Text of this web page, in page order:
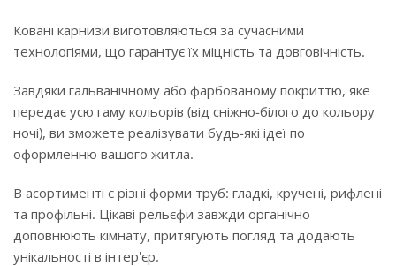
Ковані карнизи виготовляються за сучасними
технологіями, що гарантує їх міцність та довговічність.
Завдяки гальванічному або фарбованому покриттю, яке
передає усю гаму кольорів (від сніжно-білого до кольору
ночі), ви зможете реалізувати будь-які ідеї по
оформленню вашого житла.
В асортименті є різні форми труб: гладкі, кручені, рифлені
та профільні. Цікаві рельєфи завжди органічно
доповнюють кімнату, притягують погляд та додають
унікальності в інтер'єр.